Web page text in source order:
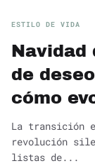
ESTILO DE VIDA
Navidad
de
cómo
La transición
revolución
listas de...